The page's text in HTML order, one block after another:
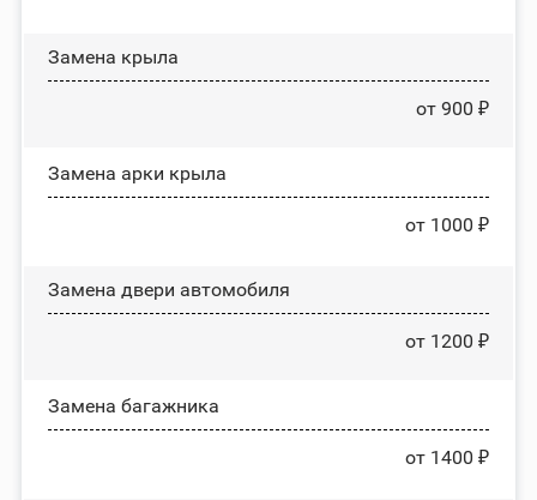
Замена крыла
от 900 ₽
Замена арки крыла
от 1000 ₽
Замена двери автомобиля
от 1200 ₽
Замена багажника
от 1400 ₽